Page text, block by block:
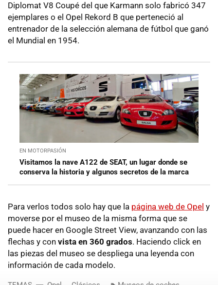
Diplomat V8 Coupé del que Karmann solo fabricó 347
ejemplares o el Opel Rekord B que perteneció al
entrenador de la selección alemana de fútbol que ganó
el Mundial en 1954.
EN MOTORPASIÓN
Visitamos la nave A122 de SEAT, un lugar donde se
conserva la historia y algunos secretos de la marca
Para verlos todos solo hay que la página web de Opel y
moverse por el museo de la misma forma que se
puede hacer en Google Street View, avanzando con las
flechas y con vista en 360 grados. Haciendo click en
las piezas del museo se despliega una leyenda con
información de cada modelo.